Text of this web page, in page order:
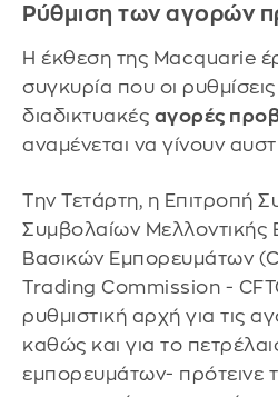
Ρύθμιση των αγορών
Η έκθεση της Macquarie
συγκυρία που οι
διαδικτυακές αγορές
αναμένεται να γίνουν
Την Τετάρτη, η Επιτροπή
Συμβολαίων
Βασικών Εμπορευμάτων
Trading Commission -
ρυθμιστική αρχή για τις
καθώς και για το
εμπορευμάτων- πρότεινε